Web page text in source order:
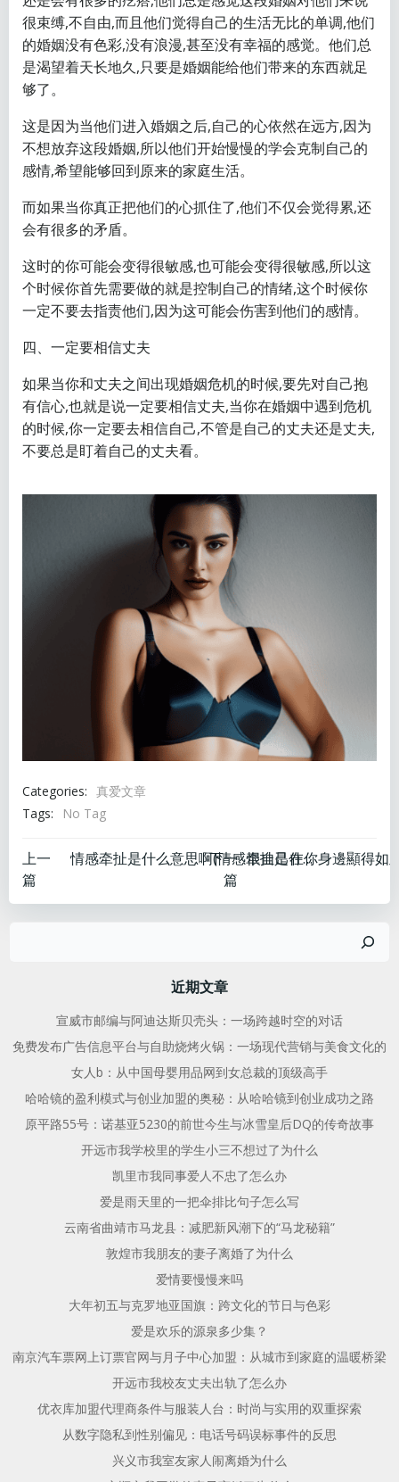
很束缚,不自由,而且他们觉得自己的生活无比的单调,他们
的婚姻没有色彩,没有浪漫,甚至没有幸福的感觉。他们总
是渴望着天长地久,只要是婚姻能给他们带来的东西就足
够了。
这是因为当他们进入婚姻之后,自己的心依然在远方,因为
不想放弃这段婚姻,所以他们开始慢慢的学会克制自己的
感情,希望能够回到原来的家庭生活。
而如果当你真正把他们的心抓住了,他们不仅会觉得累,还
会有很多的矛盾。
这时的你可能会变得很敏感,也可能会变得很敏感,所以这
个时候你首先需要做的就是控制自己的情绪,这个时候你
一定不要去指责他们,因为这可能会伤害到他们的感情。
四、一定要相信丈夫
如果当你和丈夫之间出现婚姻危机的时候,要先对自己抱
有信心,也就是说一定要相信丈夫,当你在婚姻中遇到危机
的时候,你一定要去相信自己,不管是自己的丈夫还是丈夫,
不要总是盯着自己的丈夫看。
Categories: 真爱文章
Tags:
No Tag
文
章
上一
篇
情感牵扯是什么意思啊(情感牵扯是什么意思)
文
章
航
下一
篇
近期文章
宣威市邮编与阿迪达斯贝壳头：一场跨越时空的对话
免费发布广告信息平台与自助烧烤火锅：一场现代营销与美食文化的
女人b：从中国母婴用品网到女总裁的顶级高手
哈哈镜的盈利模式与创业加盟的奥秘：从哈哈镜到创业成功之路
原平路55号：诺基亚5230的前世今生与冰雪皇后DQ的传奇故事
开远市我学校里的学生小三不想过了为什么
凯里市我同事爱人不忠了怎么办
爱是雨天里的一把伞排比句子怎么写
云南省曲靖市马龙县：减肥新风潮下的“马龙秘籍”
敦煌市我朋友的妻子离婚了为什么
爱情要慢慢来吗
大年初五与克罗地亚国旗：跨文化的节日与色彩
爱是欢乐的源泉多少集？
南京汽车票网上订票官网与月子中心加盟：从城市到家庭的温暖桥梁
开远市我校友丈夫出轨了怎么办
优衣库加盟代理商条件与服装人台：时尚与实用的双重探索
从数字隐私到性别偏见：电话号码误标事件的反思
兴义市我室友家人闹离婚为什么